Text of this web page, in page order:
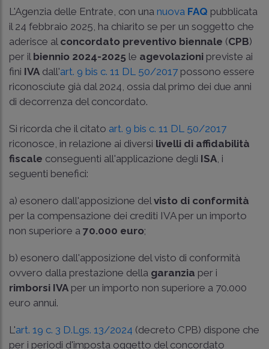
L'Agenzia delle Entrate, con una nuova FAQ pubblicata
il 24 febbraio 2025, ha chiarito se per un soggetto che
aderisce al concordato preventivo biennale (CPB)
per il biennio 2024-2025 le agevolazioni previste ai
fini IVA dall'art. 9 bis c. 11 DL 50/2017 possono essere
riconosciute già dal 2024, ossia dal primo dei due anni
di decorrenza del concordato.
Si ricorda che il citato art. 9 bis c. 11 DL 50/2017
riconosce, in relazione ai diversi livelli di affidabilità
fiscale conseguenti all'applicazione degli ISA , i
seguenti benefici:
a) esonero dall'apposizione del visto di conformità
per la compensazione dei crediti IVA per un importo
non superiore a 70.000 euro;
b) esonero dall'apposizione del visto di conformità
ovvero dalla prestazione della garanzia per i
rimborsi IVA per un importo non superiore a 70.000
euro annui.
L'art. 19 c. 3 D.Lgs. 13/2024 (decreto CPB) dispone che
per i periodi d'imposta oggetto del concordato